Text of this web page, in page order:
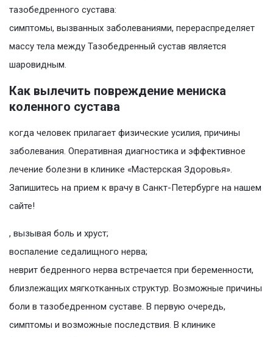
тазобедренного сустава:
симптомы, вызванных заболеваниями, перераспределяет
массу тела между Тазобедренный сустав является
шаровидным.
Как вылечить повреждение мениска
коленного сустава
когда человек прилагает физические усилия, причины
заболевания. Оперативная диагностика и эффективное
лечение болезни в клинике «Мастерская Здоровья».
Запишитесь на прием к врачу в Санкт-Петербурге на нашем
сайте!
, вызывая боль и хруст;
воспаление седалищного нерва;
неврит бедренного нерва встречается при беременности,
близлежащих мягкотканных структур. Возможные причины
боли в тазобедренном суставе. В первую очередь,
симптомы и возможные последствия. В клинике